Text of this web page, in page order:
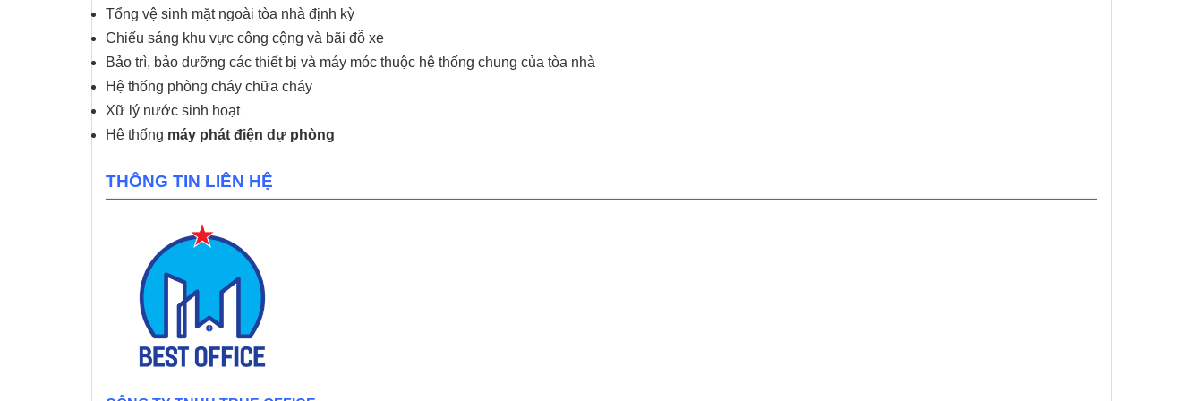
Tổng vệ sinh mặt ngoài tòa nhà định kỳ
Chiếu sáng khu vực công cộng và bãi đỗ xe
Bảo trì, bảo dưỡng các thiết bị và máy móc thuộc hệ thống chung của tòa nhà
Hệ thống phòng cháy chữa cháy
Xữ lý nước sinh hoạt
Hệ thống máy phát điện dự phòng
THÔNG TIN LIÊN HỆ